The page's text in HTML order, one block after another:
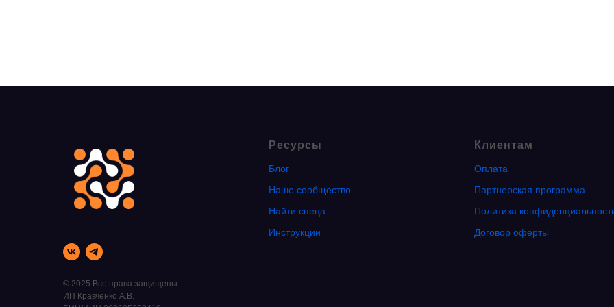
© 2025 Все права защищены
ИП Кравченко А.В.
Ресурсы
Блог
Наше сообщество
Найти спеца
Инструкции
Клиентам
Оплата
Партнерская программа
Политика
Договор оферты